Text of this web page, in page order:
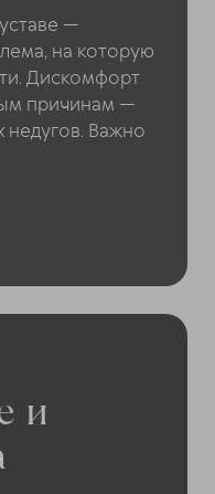
—
на которую
Дискомфорт
причинам —
недугов. Важно
и